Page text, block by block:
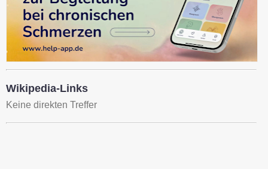
Wikipedia-Links
Keine direkten Treffer